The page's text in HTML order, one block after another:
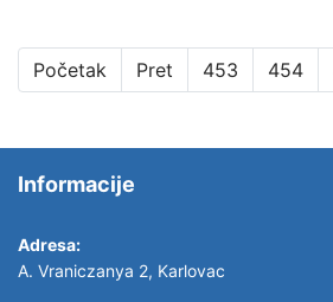
Početak Pret 453 454
Informacije
Adresa:
A. Vraniczanya 2, Karlovac